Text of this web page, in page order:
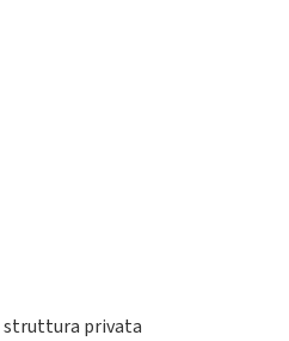
struttura privata